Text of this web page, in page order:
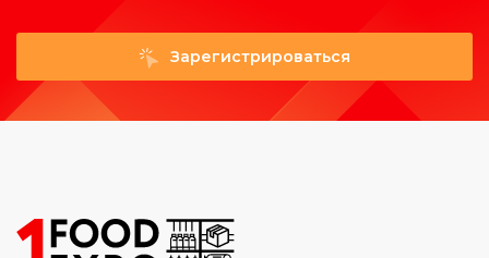
Зарегистрироваться